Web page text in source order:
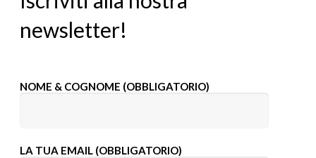
newsletter!
NOME & COGNOME (OBBLIGATORIO)
LA TUA EMAIL (OBBLIGATORIO)